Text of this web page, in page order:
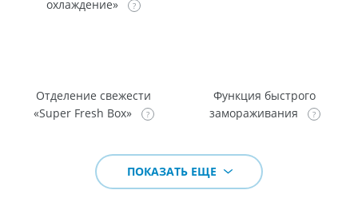
охлаждение»
Отделение свежести
«Super Fresh Box»
Функция быстрого
замораживания
ПОКАЗАТЬ ЕЩЕ